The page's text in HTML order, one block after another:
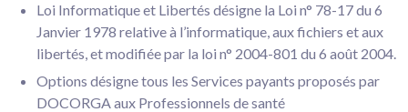
Loi Informatique et Libertés désigne la Loi n° 78-17 du 6
Janvier 1978 relative à l’informatique, aux fichiers et aux
libertés, et modifiée par la loi n° 2004-801 du 6 août 2004.
Options désigne tous les Services payants proposés par
DOCORGA aux Professionnels de santé